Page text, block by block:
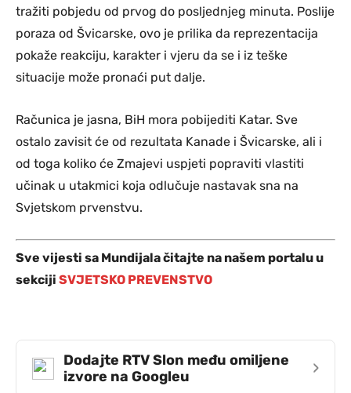
tražiti pobjedu od prvog do posljednjeg minuta. Poslije
poraza od Švicarske, ovo je prilika da reprezentacija
pokaže reakciju, karakter i vjeru da se i iz teške
situacije može pronaći put dalje.
Računica je jasna, BiH mora pobijediti Katar. Sve
ostalo zavisit će od rezultata Kanade i Švicarske, ali i
od toga koliko će Zmajevi uspjeti popraviti vlastiti
učinak u utakmici koja odlučuje nastavak sna na
Svjetskom prvenstvu.
Sve vijesti sa Mundijala čitajte na našem portalu u
sekciji SVJETSKO PREVENSTVO
Dodajte RTV Slon među omiljene
izvore na Googleu
›